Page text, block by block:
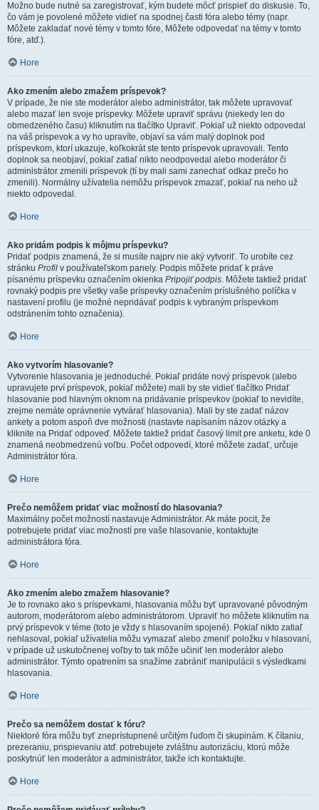
Možno bude nutné sa zaregistrovať, kým budete môcť prispieť do diskusie. To,
čo vám je povolené môžete vidieť na spodnej časti fóra alebo témy (napr.
Môžete zakladať nové témy v tomto fóre, Môžete odpovedať na témy v tomto
fóre, atď.).
Hore
Ako zmením alebo zmažem príspevok?
V prípade, že nie ste moderátor alebo administrátor, tak môžete upravovať
alebo mazať len svoje príspevky. Môžete upraviť správu (niekedy len do
obmedzeného času) kliknutím na tlačítko Upraviť. Pokiaľ už niekto odpovedal
na váš príspevok a vy ho upravíte, objaví sa vám malý doplnok pod
príspevkom, ktorí ukazuje, koľkokrát ste tento príspevok upravovali. Tento
doplnok sa neobjaví, pokiaľ zatiaľ nikto neodpovedal alebo moderátor či
administrátor zmenili príspevok (tí by mali sami zanechať odkaz prečo ho
zmenili). Normálny užívatelia nemôžu príspevok zmazať, pokiaľ na neho už
niekto odpovedal.
Hore
Ako pridám podpis k môjmu príspevku?
Pridať podpis znamená, že si musíte najprv nie aký vytvoriť. To urobíte cez
stránku Profil v používateľskom panely. Podpis môžete pridať k práve
písanému príspevku označením okienka Pripojiť podpis. Môžete taktiež pridať
rovnaký podpis pre všetky vaše príspevky označením príslušného políčka v
nastavení profilu (je možné nepridávať podpis k vybraným príspevkom
odstránením tohto označenia).
Hore
Ako vytvorím hlasovanie?
Vytvorenie hlasovania je jednoduché. Pokiaľ pridáte nový príspevok (alebo
upravujete prví príspevok, pokiaľ môžete) mali by ste vidieť tlačítko Pridať
hlasovanie pod hlavným oknom na pridávanie príspevkov (pokiaľ to nevidíte,
zrejme nemáte oprávnenie vytvárať hlasovania). Mali by ste zadať názov
ankety a potom aspoň dve možnosti (nastavte napísaním názov otázky a
kliknite na Pridať odpoveď. Môžete taktiež pridať časový limit pre anketu, kde 0
znamená neobmedzenú voľbu. Počet odpovedí, ktoré môžete zadať, určuje
Administrátor fóra.
Hore
Prečo nemôžem pridať viac možností do hlasovania?
Maximálny počet možností nastavuje Administrátor. Ak máte pocit, že
potrebujete pridať viac možností pre vaše hlasovanie, kontaktujte
administrátora fóra.
Hore
Ako zmením alebo zmažem hlasovanie?
Je to rovnako ako s príspevkami, hlasovania môžu byť upravované pôvodným
autorom, moderátorom alebo administrátorom. Upraviť ho môžete kliknutím na
prvý príspevok v téme (toto je vždy s hlasovaním spojené). Pokiaľ nikto zatiaľ
nehlasoval, pokiaľ užívatelia môžu vymazať alebo zmeniť položku v hlasovaní,
v prípade už uskutočnenej voľby to tak môže učiniť len moderátor alebo
administrátor. Týmto opatrením sa snažíme zabrániť manipulácii s výsledkami
hlasovania.
Hore
Prečo sa nemôžem dostať k fóru?
Niektoré fóra môžu byť zneprístupnené určitým ľuďom či skupinám. K čítaniu,
prezeraniu, prispievaniu atď. potrebujete zvláštnu autorizáciu, ktorú môže
poskytnúť len moderátor a administrátor, takže ich kontaktujte.
Hore